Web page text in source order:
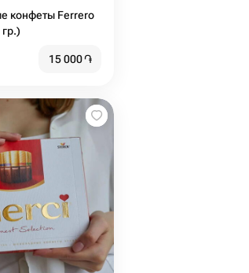
конфеты Ferrero
15 000֏